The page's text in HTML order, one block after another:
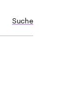
Suche